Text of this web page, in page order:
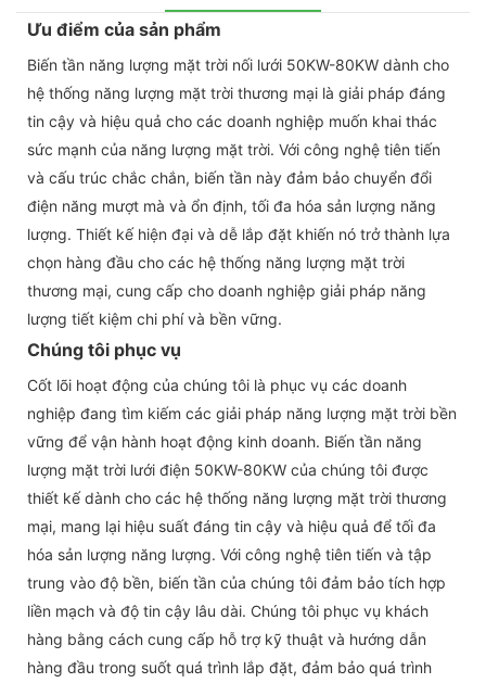
Ưu điểm của sản phẩm
Biến tần năng lượng mặt trời nối lưới 50KW-80KW dành cho
hệ thống năng lượng mặt trời thương mại là giải pháp đáng
tin cậy và hiệu quả cho các doanh nghiệp muốn khai thác
sức mạnh của năng lượng mặt trời. Với công nghệ tiên tiến
và cấu trúc chắc chắn, biến tần này đảm bảo chuyển đổi
điện năng mượt mà và ổn định, tối đa hóa sản lượng năng
lượng. Thiết kế hiện đại và dễ lắp đặt khiến nó trở thành lựa
chọn hàng đầu cho các hệ thống năng lượng mặt trời
thương mại, cung cấp cho doanh nghiệp giải pháp năng
lượng tiết kiệm chi phí và bền vững.
Chúng tôi phục vụ
Cốt lõi hoạt động của chúng tôi là phục vụ các doanh
nghiệp đang tìm kiếm các giải pháp năng lượng mặt trời bền
vững để vận hành hoạt động kinh doanh. Biến tần năng
lượng mặt trời lưới điện 50KW-80KW của chúng tôi được
thiết kế dành cho các hệ thống năng lượng mặt trời thương
mại, mang lại hiệu suất đáng tin cậy và hiệu quả để tối đa
hóa sản lượng năng lượng. Với công nghệ tiên tiến và tập
trung vào độ bền, biến tần của chúng tôi đảm bảo tích hợp
liền mạch và độ tin cậy lâu dài. Chúng tôi phục vụ khách
hàng bằng cách cung cấp hỗ trợ kỹ thuật và hướng dẫn
hàng đầu trong suốt quá trình lắp đặt, đảm bảo quá trình